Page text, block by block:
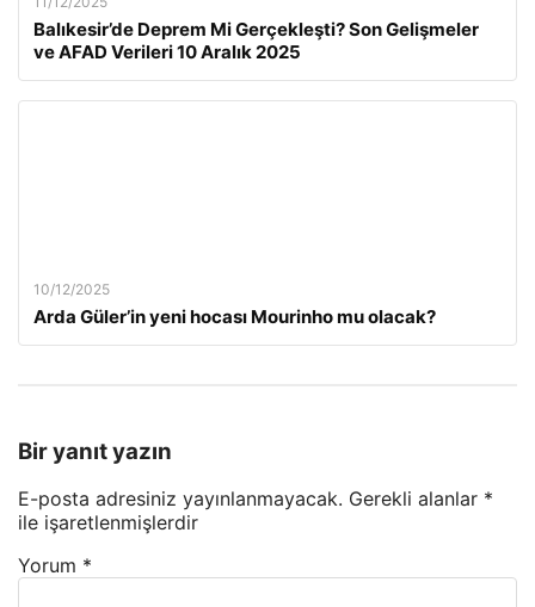
Balıkesir’de Deprem Mi Gerçekleşti? Son Gelişmeler
ve AFAD Verileri 10 Aralık 2025
10/12/2025
Arda Güler’in yeni hocası Mourinho mu olacak?
Bir yanıt yazın
E-posta adresiniz yayınlanmayacak. Gerekli alanlar *
ile işaretlenmişlerdir
Yorum *